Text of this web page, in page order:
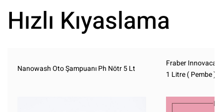
Hızlı Kıyaslama
Nanowash Oto Şampuanı Ph Nötr 5 Lt
Fraber Innovacar
1 Litre ( Pembe )